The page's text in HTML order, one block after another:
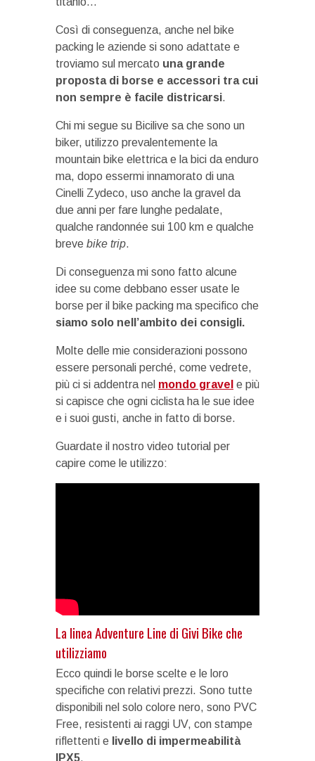
Così di conseguenza, anche nel bike
packing le aziende si sono adattate e
troviamo sul mercato una grande
proposta di borse e accessori tra cui
non sempre è facile districarsi.
Chi mi segue su Bicilive sa che sono un
biker, utilizzo prevalentemente la
mountain bike elettrica e la bici da enduro
ma, dopo essermi innamorato di una
Cinelli Zydeco, uso anche la gravel da
due anni per fare lunghe pedalate,
qualche randonnée sui 100 km e qualche
breve bike trip.
Di conseguenza mi sono fatto alcune
idee su come debbano esser usate le
borse per il bike packing ma specifico che
siamo solo nell’ambito dei consigli.
Molte delle mie considerazioni possono
essere personali perché, come vedrete,
più ci si addentra nel mondo gravel e più
si capisce che ogni ciclista ha le sue idee
e i suoi gusti, anche in fatto di borse.
Guardate il nostro video tutorial per
capire come le utilizzo:
La linea Adventure Line di Givi Bike che
utilizziamo
Ecco quindi le borse scelte e le loro
specifiche con relativi prezzi. Sono tutte
disponibili nel solo colore nero, sono PVC
Free, resistenti ai raggi UV, con stampe
riflettenti e livello di impermeabilità
IPX5.